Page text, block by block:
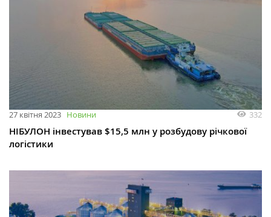
27 квітня 2023 Новини 332
НІБУЛОН інвестував $15,5 млн у розбудову річкової
логістики